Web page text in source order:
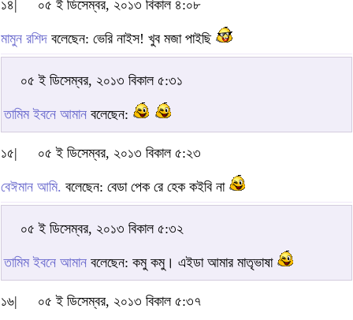
১৪| ০৫ ই ডিসেম্বর, ২০১৩ বিকাল ৪:০৮
মামুন রশিদ বলেছেন: ভেরি নাইস! খুব মজা পাইছি
০৫ ই ডিসেম্বর, ২০১৩ বিকাল ৫:৩১
তামিম ইবনে আমান বলেছেন:
১৫| ০৫ ই ডিসেম্বর, ২০১৩ বিকাল ৫:২৩
বেঈমান আমি. বলেছেন: বেডা পেক রে হেক কইবি না
০৫ ই ডিসেম্বর, ২০১৩ বিকাল ৫:৩২
তামিম ইবনে আমান বলেছেন: কমু কমু। এইডা আমার মাতৃভাষা
১৬|
০৫ ই ডিসেম্বর, ২০১৩ বিকাল ৫:৩৭